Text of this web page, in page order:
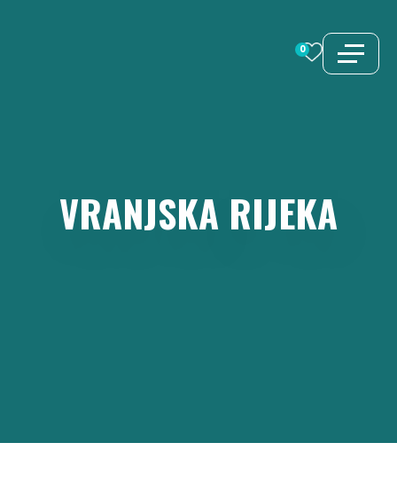
0
VRANJSKA RIJEKA